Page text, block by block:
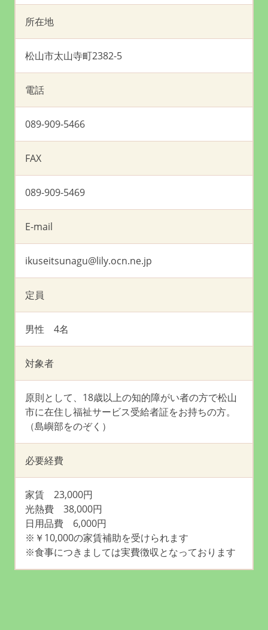
所在地
松山市太山寺町2382-5
電話
089-909-5466
FAX
089-909-5469
E-mail
ikuseitsunagu@lily.ocn.ne.jp
定員
男性 4名
対象者
原則として、18歳以上の知的障がい者の方で松山
市に在住し福祉サービス受給者証をお持ちの方。
（島嶼部をのぞく）
必要経費
家賃 23,000円
光熱費 38,000円
日用品費 6,000円
※￥10,000の家賃補助を受けられます
※食事につきましては実費徴収となっております